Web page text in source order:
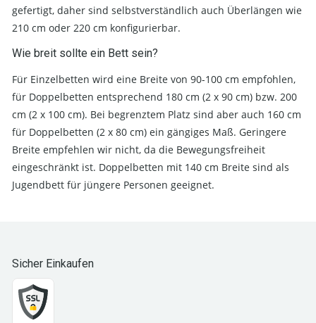
gefertigt, daher sind selbstverständlich auch Überlängen wie
210 cm oder 220 cm konfigurierbar.
Wie breit sollte ein Bett sein?
Für Einzelbetten wird eine Breite von 90-100 cm empfohlen,
für Doppelbetten entsprechend 180 cm (2 x 90 cm) bzw. 200
cm (2 x 100 cm). Bei begrenztem Platz sind aber auch 160 cm
für Doppelbetten (2 x 80 cm) ein gängiges Maß. Geringere
Breite empfehlen wir nicht, da die Bewegungsfreiheit
eingeschränkt ist. Doppelbetten mit 140 cm Breite sind als
Jugendbett für jüngere Personen geeignet.
Sicher Einkaufen